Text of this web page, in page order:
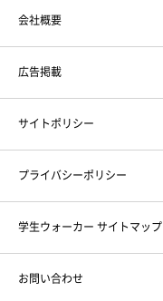
会社概要
広告掲載
サイトポリシー
プライバシーポリシー
学生ウォーカー サイトマップ
お問い合わせ